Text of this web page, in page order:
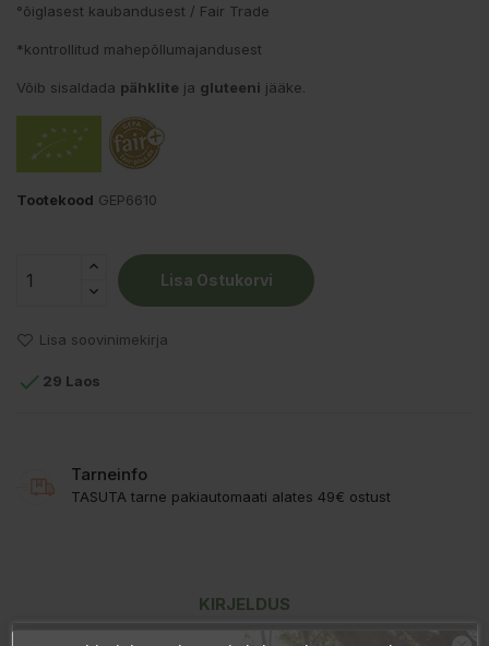
°õiglasest kaubandusest / Fair Trade
*kontrollitud mahepõllumajandusest
Võib sisaldada pähklite ja gluteeni jääke.
Tootekood GEP6610
Lisa Ostukorvi
Lisa soovinimekirja
 29 Laos
Tarneinfo
TASUTA tarne pakiautomaati alates 49€ ostust
KIRJELDUS